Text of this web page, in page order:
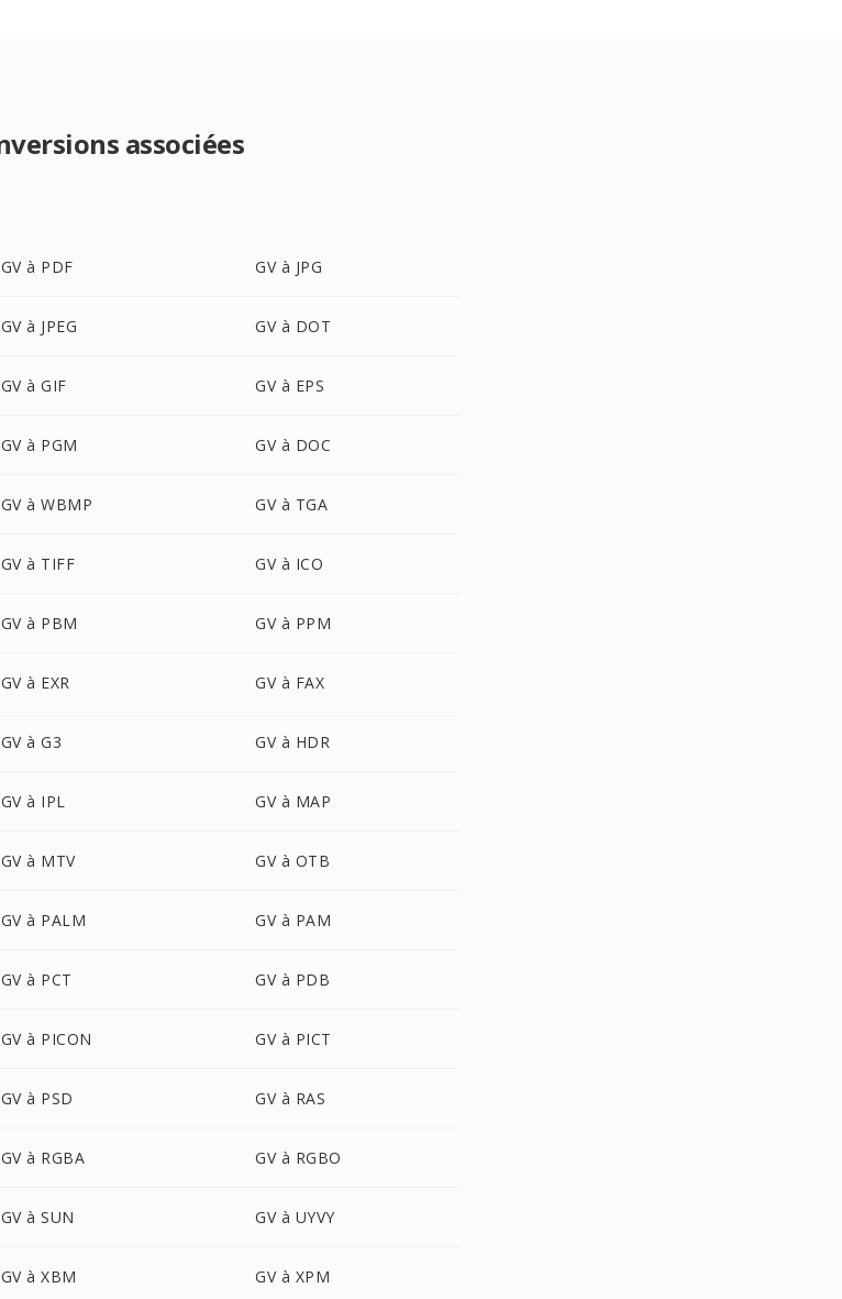
associées
GV à PDF GV à JPG
GV à JPEG GV à DOT
GV à GIF GV à EPS
GV à PGM GV à DOC
GV à WBMP GV à TGA
GV à TIFF GV à ICO
GV à PBM GV à PPM
GV à EXR GV à FAX
GV à G3 GV à HDR
GV à IPL GV à MAP
GV à MTV GV à OTB
GV à PALM GV à PAM
GV à PCT GV à PDB
GV à PICON GV à PICT
GV à PSD GV à RAS
GV à RGBA GV à RGBO
GV à SUN GV à UYVY
GV à XBM GV à XPM